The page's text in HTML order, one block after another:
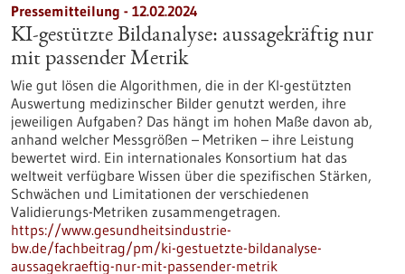
Pressemitteilung - 12.02.2024
KI-gestützte Bildanalyse: aussagekräftig nur
mit passender Metrik
Wie gut lösen die Algorithmen, die in der KI-gestützten
Auswertung medizinscher Bilder genutzt werden, ihre
jeweiligen Aufgaben? Das hängt im hohen Maße davon ab,
anhand welcher Messgrößen – Metriken – ihre Leistung
bewertet wird. Ein internationales Konsortium hat das
weltweit verfügbare Wissen über die spezifischen Stärken,
Schwächen und Limitationen der verschiedenen
Validierungs-Metriken zusammengetragen.
https://www.gesundheitsindustrie-
bw.de/fachbeitrag/pm/ki-gestuetzte-bildanalyse-
aussagekraeftig-nur-mit-passender-metrik